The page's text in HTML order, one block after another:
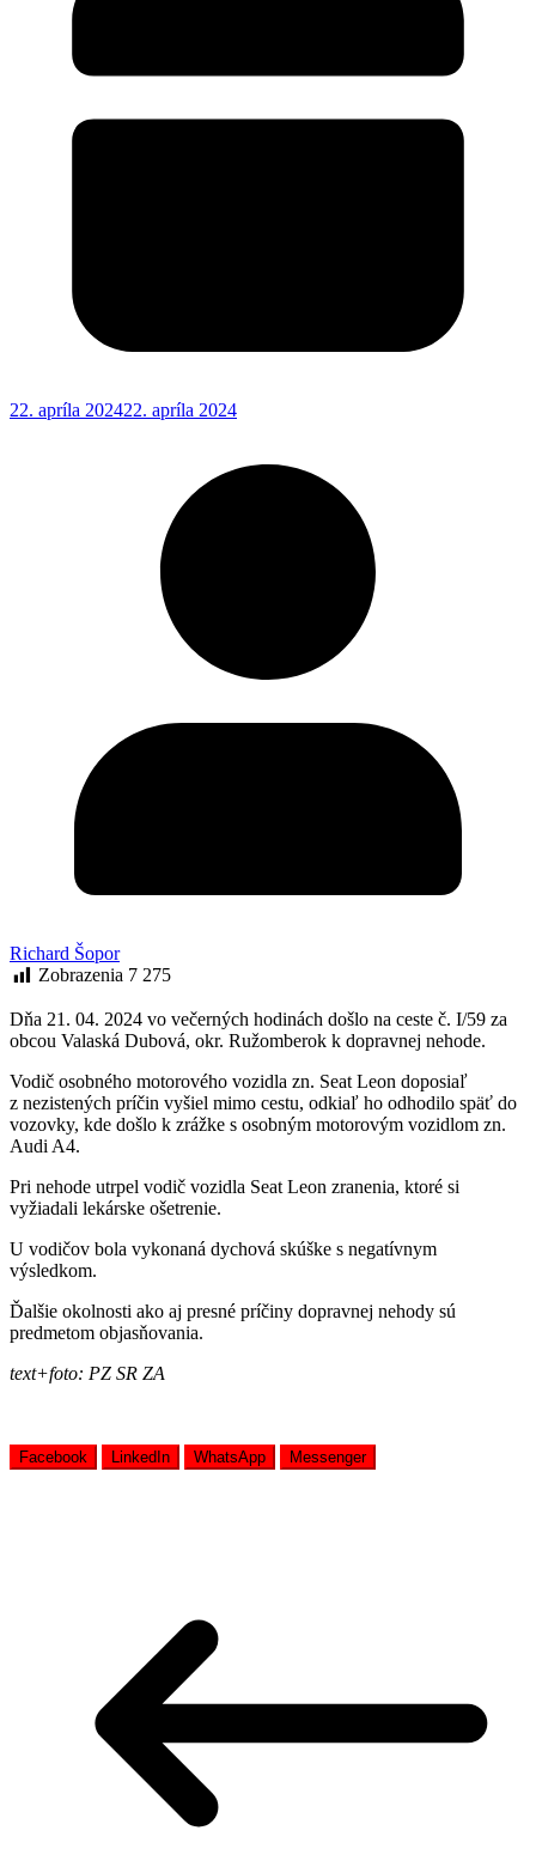
22. apríla 202422. apríla 2024
Richard Šopor
Zobrazenia 7 275
Dňa 21. 04. 2024 vo večerných hodinách došlo na ceste č. I/59 za
obcou Valaská Dubová, okr. Ružomberok k dopravnej nehode.
Vodič osobného motorového vozidla zn. Seat Leon doposiaľ
z nezistených príčin vyšiel mimo cestu, odkiaľ ho odhodilo späť do
vozovky, kde došlo k zrážke s osobným motorovým vozidlom zn.
Audi A4.
Pri nehode utrpel vodič vozidla Seat Leon zranenia, ktoré si
vyžiadali lekárske ošetrenie.
U vodičov bola vykonaná dychová skúške s negatívnym
výsledkom.
Ďalšie okolnosti ako aj presné príčiny dopravnej nehody sú
predmetom objasňovania.
text+foto: PZ SR ZA
Facebook LinkedIn WhatsApp Messenger